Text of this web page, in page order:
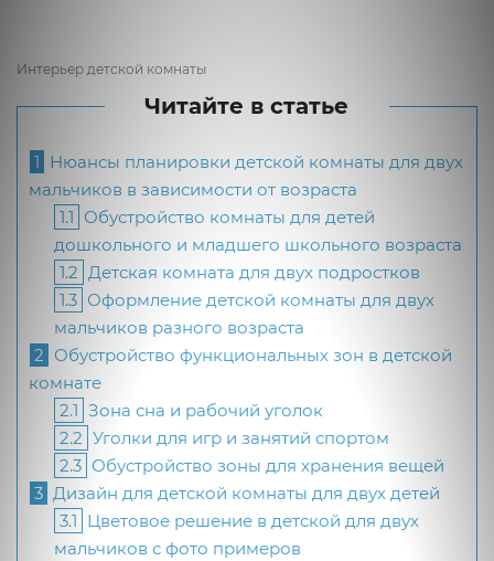
Интерьер детской комнаты
Читайте в статье
1 Нюансы планировки детской комнаты для двух
мальчиков в зависимости от возраста
1.1 Обустройство комнаты для детей
дошкольного и младшего школьного возраста
1.2 Детская комната для двух подростков
1.3 Оформление детской комнаты для двух
мальчиков разного возраста
2 Обустройство функциональных зон в детской
комнате
2.1 Зона сна и рабочий уголок
2.2 Уголки для игр и занятий спортом
2.3 Обустройство зоны для хранения вещей
3 Дизайн для детской комнаты для двух детей
3.1 Цветовое решение в детской для двух
мальчиков с фото примеров